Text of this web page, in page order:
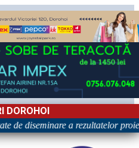
DOROHOI
diseminare a rezultatelor